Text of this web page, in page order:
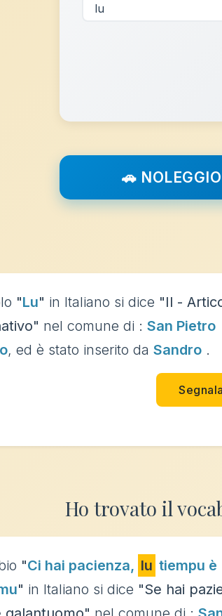
🚗
"Lu" in Italiano si dice "Il -
nel comune di : San Pietro
, ed è stato inserito da Sandro .
Ho trovato il
"Ci hai pacienza, lu tiempu è
" in Italiano si dice "Se hai